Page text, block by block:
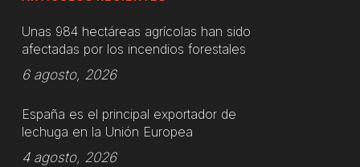
Unas 984 hectáreas agrícolas han sido
afectadas por los incendios forestales
6 agosto, 2026
España es el principal exportador de
lechuga en la Unión Europea
4 agosto, 2026